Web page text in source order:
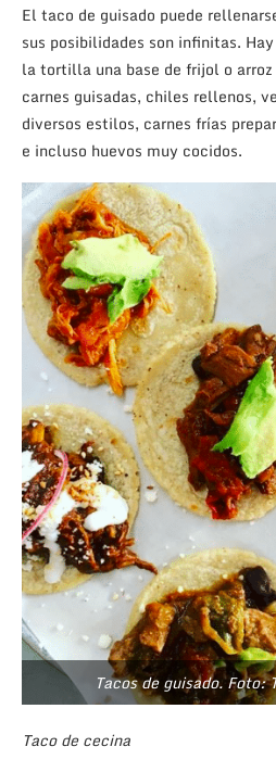
El taco de guisado puede
sus posibilidades son infinitas.
la tortilla una base de frijol o
carnes guisadas, chiles rellenos,
diversos estilos, carnes frías
e incluso huevos muy cocidos.
Tacos de guisado.
Taco de cecina